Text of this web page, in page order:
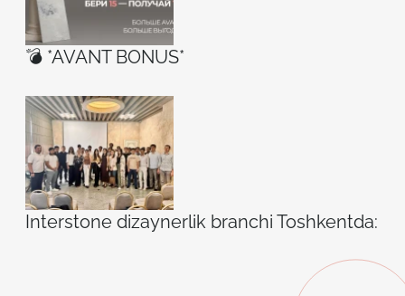
💣 *AVANT BONUS*
Interstone dizaynerlik branchi Toshkentda: